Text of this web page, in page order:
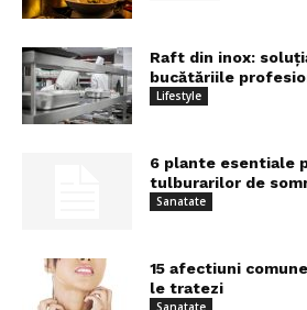
Raft din inox:
bucătăriile
Lifestyle
6 plante esentiale
tulburarilor de
Sanatate
15 afectiuni
le tratezi